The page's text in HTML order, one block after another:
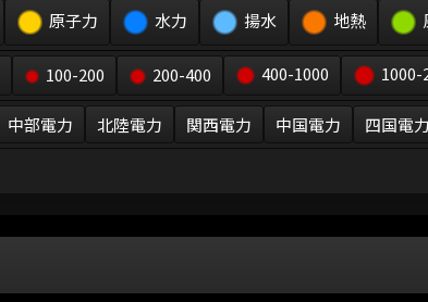
原子力 水力 揚水 地熱
100-200 200-400 400-1000 1000-
中部電力 北陸電力 関西電力 中国電力 四国電力